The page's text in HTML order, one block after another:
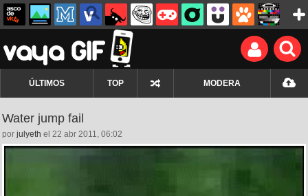
ÚLTIMOS TOP MODERA
Water jump fail
por julyeth el 22 abr 2011, 06:02